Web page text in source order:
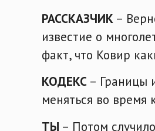
РАССКАЗЧИК –
известие о
факт, что Ковир
КОДЕКС – Границы
меняться во
ТЫ – Потом